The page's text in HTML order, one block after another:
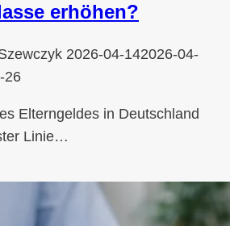
erhöhen?
2026-04-142026-04-
26
Elterngeldes in Deutschland
Linie…